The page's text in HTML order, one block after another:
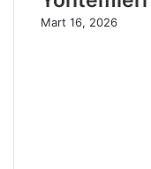
Mart 16, 2026